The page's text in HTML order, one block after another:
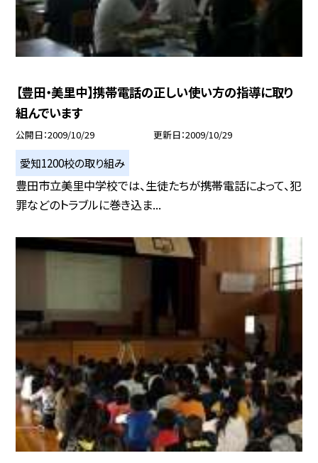
【豊田・美里中】携帯電話の正しい使い方の指導に取り
組んでいます
公開日 2009/10/29 更新日 2009/10/29
愛知1200校の取り組み
豊田市立美里中学校では、生徒たちが携帯電話によって、犯
罪などのトラブルに巻き込ま...